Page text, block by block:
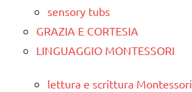
sensory tubs
GRAZIA E CORTESIA
LINGUAGGIO MONTESSORI
lettura e scrittura Montessori